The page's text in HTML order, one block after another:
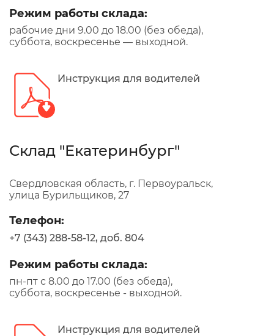
Режим работы склада:
рабочие дни 9.00 до 18.00 (без обеда),
суббота, воскресенье — выходной.
Инструкция для водителей
Склад "Екатеринбург"
Свердловская область, г. Первоуральск,
улица Бурильщиков, 27
Телефон:
+7 (343) 288-58-12, доб. 804
Режим работы склада:
пн-пт с 8.00 до 17.00 (без обеда),
суббота, воскресенье - выходной.
Инструкция для водителей